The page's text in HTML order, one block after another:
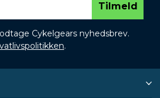
Tilmeld
Cykelgears nyhedsbrev.
.